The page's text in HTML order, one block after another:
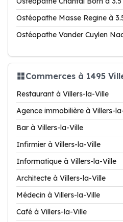
Ostéopathe Masse Regine à
Ostéopathe Vander Cuylen
Commerces à 1495
Restaurant à Villers-la-Ville
Agence immobilière à Villers-
Bar à Villers-la-Ville
Infirmier à Villers-la-Ville
Informatique à Villers-la-Ville
Architecte à Villers-la-Ville
Médecin à Villers-la-Ville
Café à Villers-la-Ville